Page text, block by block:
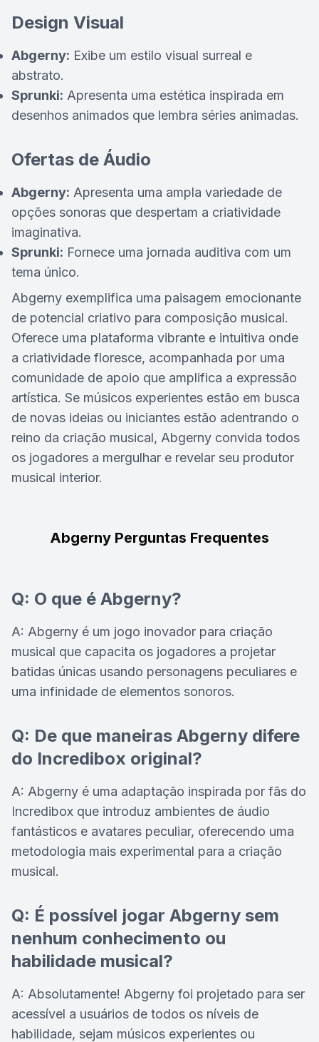
Design Visual
Abgerny: Exibe um estilo visual surreal e
abstrato.
Sprunki: Apresenta uma estética inspirada em
desenhos animados que lembra séries animadas.
Ofertas de Áudio
Abgerny: Apresenta uma ampla variedade de
opções sonoras que despertam a criatividade
imaginativa.
Sprunki: Fornece uma jornada auditiva com um
tema único.
Abgerny exemplifica uma paisagem emocionante
de potencial criativo para composição musical.
Oferece uma plataforma vibrante e intuitiva onde
a criatividade floresce, acompanhada por uma
comunidade de apoio que amplifica a expressão
artística. Se músicos experientes estão em busca
de novas ideias ou iniciantes estão adentrando o
reino da criação musical, Abgerny convida todos
os jogadores a mergulhar e revelar seu produtor
musical interior.
Abgerny Perguntas Frequentes
Q: O que é Abgerny?
A: Abgerny é um jogo inovador para criação
musical que capacita os jogadores a projetar
batidas únicas usando personagens peculiares e
uma infinidade de elementos sonoros.
Q: De que maneiras Abgerny difere
do Incredibox original?
A: Abgerny é uma adaptação inspirada por fãs do
Incredibox que introduz ambientes de áudio
fantásticos e avatares peculiar, oferecendo uma
metodologia mais experimental para a criação
musical.
Q: É possível jogar Abgerny sem
nenhum conhecimento ou
habilidade musical?
A: Absolutamente! Abgerny foi projetado para ser
acessível a usuários de todos os níveis de
habilidade, sejam músicos experientes ou